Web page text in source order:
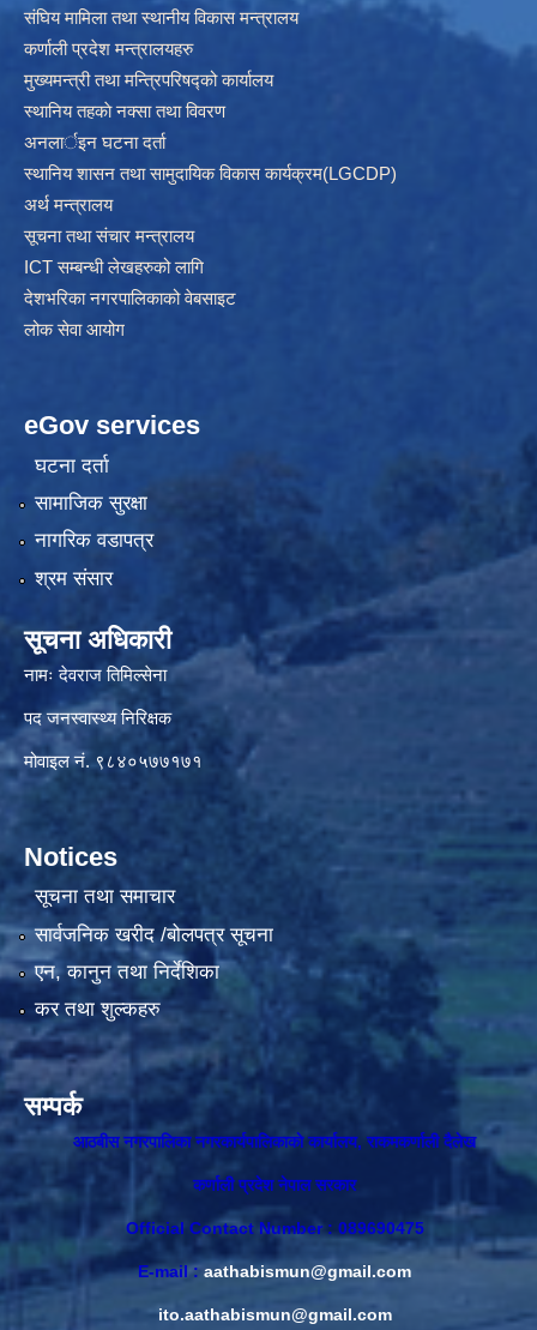
संघिय मामिला तथा स्थानीय विकास मन्त्रालय
कर्णाली प्रदेश मन्त्रालयहरु
मुख्यमन्त्री तथा मन्त्रिपरिषद्को कार्यालय
स्थानिय तहकाे नक्सा तथा विवरण
अनलार्इन घटना दर्ता
स्थानिय शासन तथा सामुदायिक विकास कार्यक्रम(LGCDP)
अर्थ मन्त्रालय
सूचना तथा संचार मन्त्रालय
ICT सम्बन्धी लेखहरुको लागि
देशभरिका नगरपालिकाको वेबसाइट
लोक सेवा आयोग
eGov services
घटना दर्ता
सामाजिक सुरक्षा
नागरिक वडापत्र
श्रम संसार
सूचना अधिकारी
नामः देवराज तिमिल्सेना
पद जनस्वास्थ्य निरिक्षक
मोवाइल नं. ९८४०५७७१७१
Notices
सूचना तथा समाचार
सार्वजनिक खरीद /बोलपत्र सूचना
एन, कानुन तथा निर्देशिका
कर तथा शुल्कहरु
सम्पर्क
आठबीस नगरपालिका नगरकार्यपालिकाकाे कार्यालय, राकमकर्णाली दैलेख
कर्णाली प्रदेश नेपाल सरकार
Official Contact Number : 089690475
E-mail : aathabismun@gmail.com
ito.aathabismun@gmail.com